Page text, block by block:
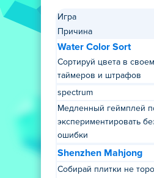
Игра
Причина
Water Color Sort
Сортируй цвета в
таймеров и штрафов
spectrum
Медленный геймплей
экспериментировать
ошибки
Shenzhen Mahjong
Собирай плитки не